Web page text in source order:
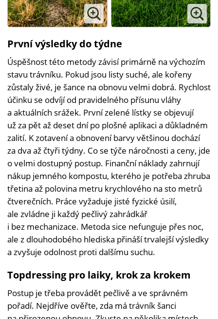
První výsledky do týdne
Úspěšnost této metody závisí primárně na výchozím
stavu trávníku. Pokud jsou listy suché, ale kořeny
zůstaly živé, je šance na obnovu velmi dobrá. Rychlost
účinku se odvíjí od pravidelného přísunu vláhy
a aktuálních srážek. První zelené lístky se objevují
už za pět až deset dní po plošné aplikaci a důkladném
zalití. K zotavení a obnovení barvy většinou dochází
za dva až čtyři týdny. Co se týče náročnosti a ceny, jde
o velmi dostupný postup. Finanční náklady zahrnují
nákup jemného kompostu, kterého je potřeba zhruba
třetina až polovina metru krychlového na sto metrů
čtverečních. Práce vyžaduje jisté fyzické úsilí,
ale zvládne ji každý pečlivý zahrádkář
i bez mechanizace. Metoda sice nefunguje přes noc,
ale z dlouhodobého hlediska přináší trvalejší výsledky
a zvyšuje odolnost proti dalšímu suchu.
Topdressing pro laiky, krok za krokem
Postup je třeba provádět pečlivě a ve správném
pořadí. Nejdříve ověřte, zda má trávník šanci